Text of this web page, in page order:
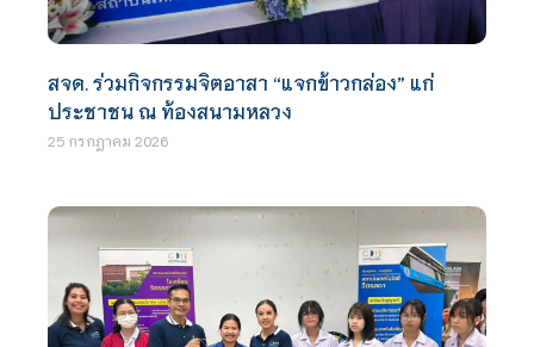
สจด. ร่วมกิจกรรมจิตอาสา “แจกข้าวกล่อง” แก่
ประชาชน ณ ท้องสนามหลวง
25 กรกฎาคม 2026